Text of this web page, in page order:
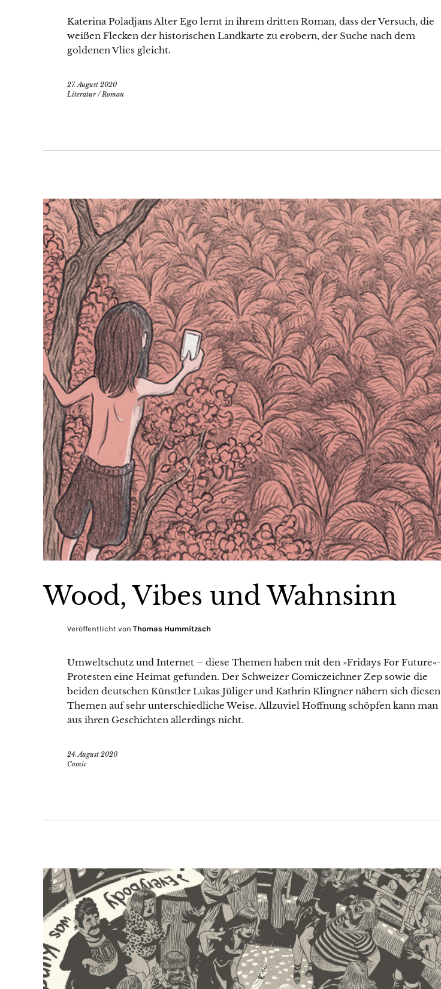
Katerina Poladjans Alter Ego lernt in ihrem dritten Roman, dass der Versuch, die
weißen Flecken der historischen Landkarte zu erobern, der Suche nach dem
goldenen Vlies gleicht.
27. August 2020
Literatur/Roman
Wood, Vibes und Wahnsinn
Veröffentlicht von Thomas Hummitzsch
Umweltschutz und Internet – diese Themen haben mit den »Fridays For Future«-
Protesten eine Heimat gefunden. Der Schweizer Comiczeichner Zep sowie die
beiden deutschen Künstler Lukas Jüliger und Kathrin Klingner nähern sich diesen
Themen auf sehr unterschiedliche Weise. Allzuviel Hoffnung schöpfen kann man
aus ihren Geschichten allerdings nicht.
24. August 2020
Comic